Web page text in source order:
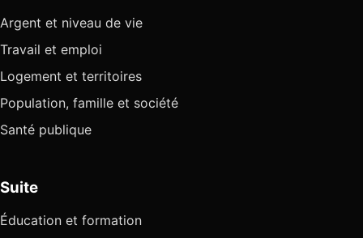
Argent et niveau de vie
Travail et emploi
Logement et territoires
Population, famille et société
Santé publique
Suite
Éducation et formation